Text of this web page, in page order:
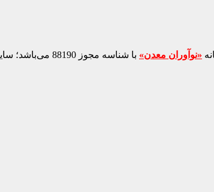
«نوآوران معدن» با شناسه مجوز 88190 می‌باشد؛ سایر محتواهای درج‌شده بازنشر و با ذکر منبع است.